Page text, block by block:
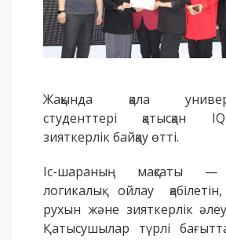
ҚЫЗЫҚТЫ
Үндеу сөздері
Кампусқа саяхат
International studying
БІЛІМ БЕРУ
Колледж
Жақында қала
студенттері қатысқан
зияткерлік байқау өтті.
Іс-шараның мақсаты —
логикалық ойлау
рухын және зияткерлік
Қатысушылар түрлі